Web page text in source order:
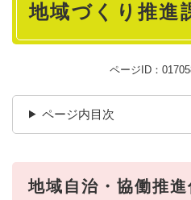
地域づくり推進
ページID：
ページ内目次
地域自治・協働推進